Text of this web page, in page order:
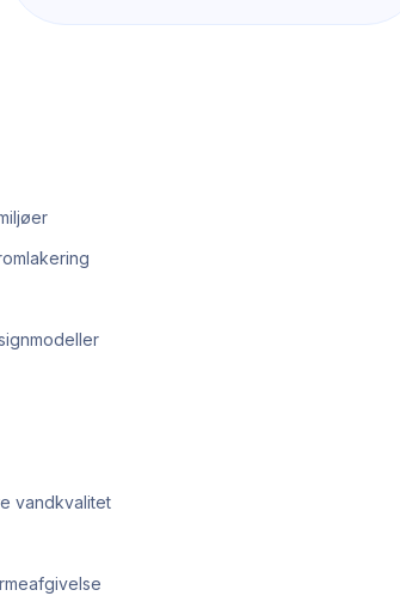
vandkvalitet